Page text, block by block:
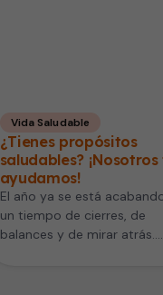
Vida Saludable
¿Tienes propósitos
saludables?
ayudamos!
El año ya se está
un tiempo de cierres, de
balances y de mirar atrás.